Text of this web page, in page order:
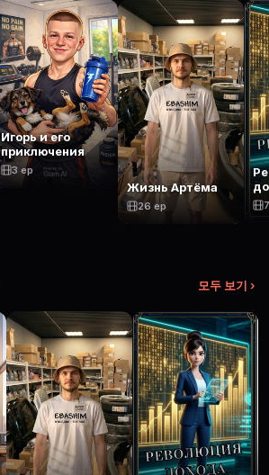
Игорь и его
приключения
3 ep
Жизнь Артёма
26 ep
모두 보기 ›